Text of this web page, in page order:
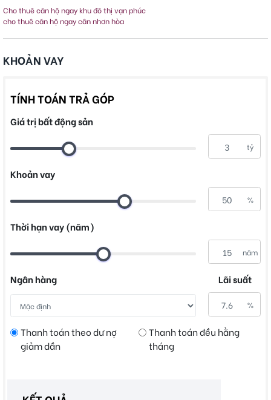
Cho thuê căn hộ ngay khu đô thị vạn phúc
cho thuê căn hộ ngay cân nhơn hòa
KHOẢN VAY
TÍNH TOÁN TRẢ GÓP
Giá trị bất động sản
tỷ
Khoản vay
%
Thời hạn vay (năm)
năm
Ngân hàng Lãi suất
%
Thanh toán theo dư nợ
giảm dần
Thanh toán đều hằng
tháng